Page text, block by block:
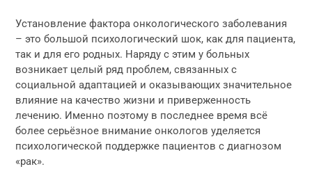
Установление фактора онкологического заболевания
– это большой психологический шок, как для пациента,
так и для его родных. Наряду с этим у больных
возникает целый ряд проблем, связанных с
социальной адаптацией и оказывающих значительное
влияние на качество жизни и приверженность
лечению. Именно поэтому в последнее время всё
более серьёзное внимание онкологов уделяется
психологической поддержке пациентов с диагнозом
«рак».